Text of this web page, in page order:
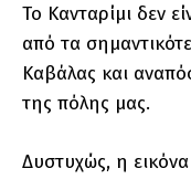
Το Κανταρίμι δεν
από τα
Καβάλας και
της πόλης μας.
Δυστυχώς, η